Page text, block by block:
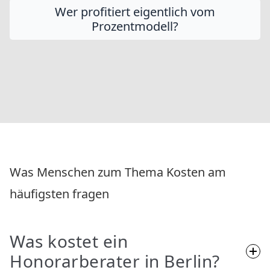
Wer profitiert eigentlich vom
Prozentmodell?
Was Menschen zum Thema Kosten am
häufigsten fragen
Was kostet ein
Honorarberater in Berlin?